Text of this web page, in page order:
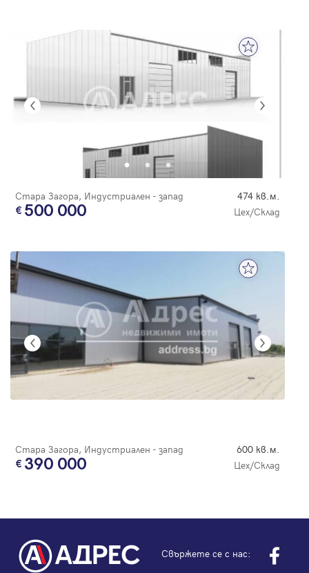
Стара Загора, Индустриален - запад 474 кв.м.
500 000 Цех/Склад
Стара Загора, Индустриален - запад 600 кв.м.
390 000 Цех/Склад
Свържете се с нас: